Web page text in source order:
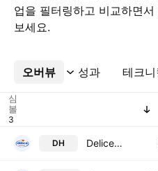
업을 필터링하고 비교하면
보세요.
오버뷰 성과 테크
더보기
심
볼
DH Delice Holding SA